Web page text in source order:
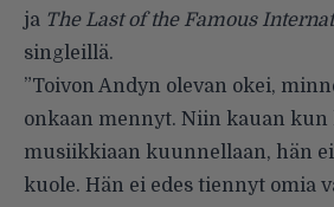
ja The Last of the Famous
singleillä.
”Toivon Andyn olevan okei,
onkaan mennyt. Niin kauan kun
musiikkiaan kuunnellaan, hän
kuole. Hän ei edes tiennyt omia